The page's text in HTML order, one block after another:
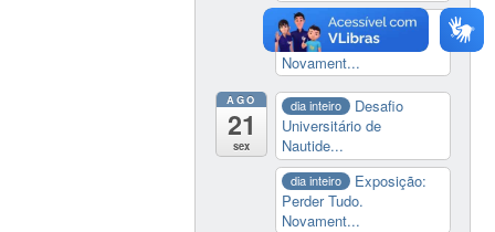
dia inteiro
Exposição:
Perder Tudo.
Novament...
AGO
21
sex
dia inteiro
Desafio
Universitário de
Nautide...
dia inteiro
Exposição:
Perder Tudo.
Novament...